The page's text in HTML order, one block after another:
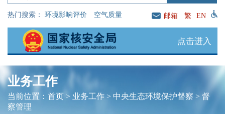
热门搜索： 环境影响评价 空气质量 邮箱 繁 EN
点击进入
业务工作
当前位置： 首页> 业务工作> 中央生态环境保护督察 > 督
察管理